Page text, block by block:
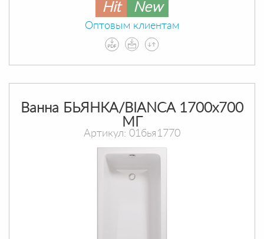
Hit New
Оптовым клиентам
Ванна БЬЯНКА/BIANCA 1700х700
МГ
Артикул: 01бья1770